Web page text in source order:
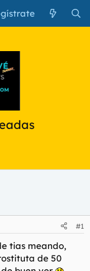
#1
tias meando,
de 50